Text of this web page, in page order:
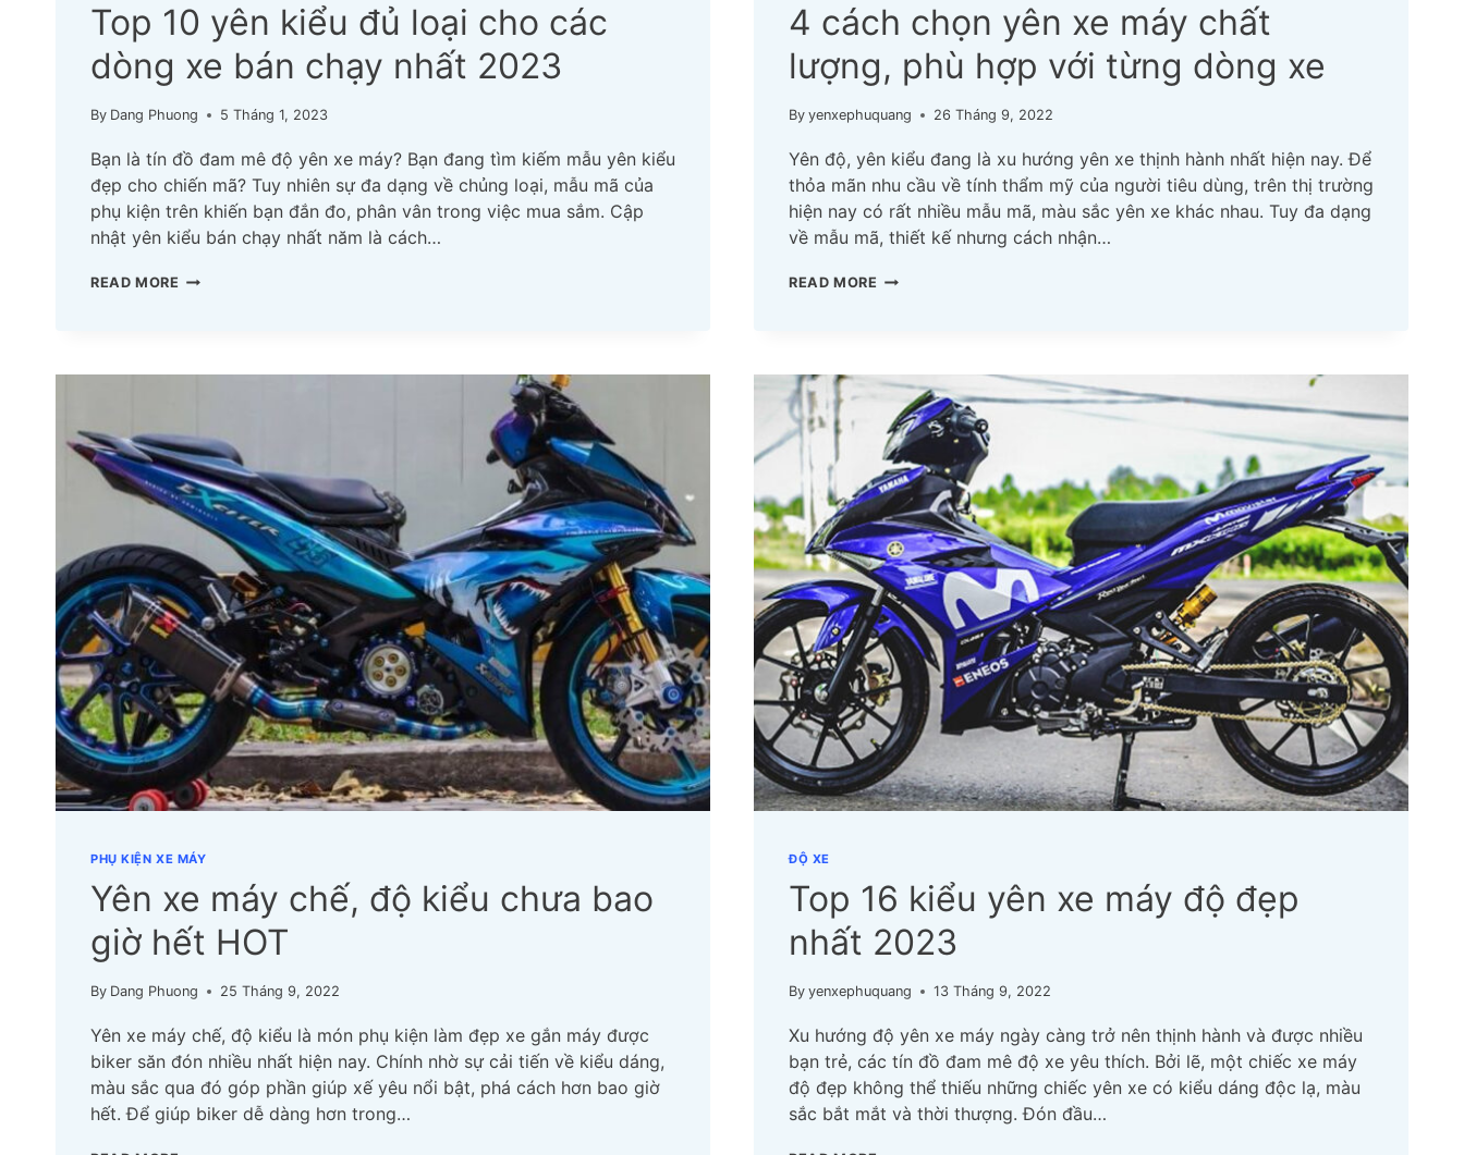
Top 10 yên kiểu đủ loại cho các
dòng xe bán chạy nhất 2023
By Dang Phuong 5 Tháng 1, 2023
Bạn là tín đồ đam mê độ yên xe máy? Bạn đang tìm kiếm mẫu yên kiểu
đẹp cho chiến mã? Tuy nhiên sự đa dạng về chủng loại, mẫu mã của
phụ kiện trên khiến bạn đắn đo, phân vân trong việc mua sắm. Cập
nhật yên kiểu bán chạy nhất năm là cách…
READ MORE TOP
CHO
CÁC
DÒNG
XE
CHẠY
NHẤT
2023
4 cách chọn yên xe máy chất
lượng, phù hợp với từng dòng xe
By yenxephuquang 26 Tháng 9, 2022
Yên độ, yên kiểu đang là xu hướng yên xe thịnh hành nhất hiện nay. Để
thỏa mãn nhu cầu về tính thẩm mỹ của người tiêu dùng, trên thị trường
hiện nay có rất nhiều mẫu mã, màu sắc yên xe khác nhau. Tuy đa dạng
về mẫu mã, thiết kế nhưng cách nhận…
READ MORE 4
XE
MÁY
CHẤT
LƯỢNG,
PHÙ
HỢP
VỚI
TỪNG
DÒNG
XE
PHỤ KIỆN XE MÁY
Yên xe máy chế, độ kiểu chưa bao
giờ hết HOT
By Dang Phuong 25 Tháng 9, 2022
Yên xe máy chế, độ kiểu là món phụ kiện làm đẹp xe gắn máy được
biker săn đón nhiều nhất hiện nay. Chính nhờ sự cải tiến về kiểu dáng,
màu sắc qua đó góp phần giúp xế yêu nổi bật, phá cách hơn bao giờ
hết. Để giúp biker dễ dàng hơn trong…
ĐỘ XE
Top 16 kiểu yên xe máy độ đẹp
nhất 2023
By yenxephuquang 13 Tháng 9, 2022
Xu hướng độ yên xe máy ngày càng trở nên thịnh hành và được nhiều
bạn trẻ, các tín đồ đam mê độ xe yêu thích. Bởi lẽ, một chiếc xe máy
độ đẹp không thể thiếu những chiếc yên xe có kiểu dáng độc lạ, màu
sắc bắt mắt và thời thượng. Đón đầu…